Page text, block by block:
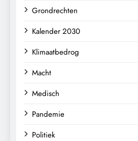
Grondrechten
Kalender 2030
Klimaatbedrog
Macht
Medisch
Pandemie
Politiek